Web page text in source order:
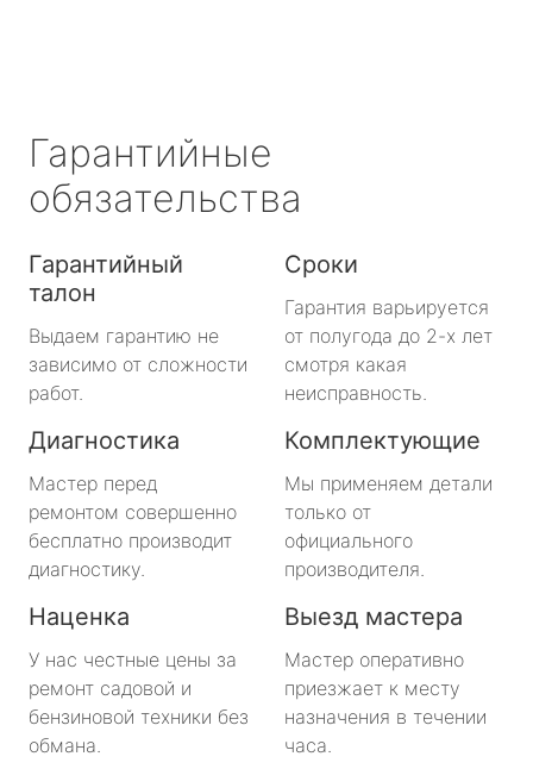
Гарантийные
обязательства
Гарантийный
талон
Выдаем гарантию не
зависимо от сложности
работ.
Сроки
Гарантия варьируется
от полугода до 2-х лет
смотря какая
неисправность.
Диагностика
Мастер перед
ремонтом совершенно
бесплатно производит
диагностику.
Комплектующие
Мы применяем детали
только от
официального
производителя.
Наценка
У нас честные цены за
ремонт садовой и
бензиновой техники без
обмана.
Выезд мастера
Мастер оперативно
приезжает к месту
назначения в течении
часа.